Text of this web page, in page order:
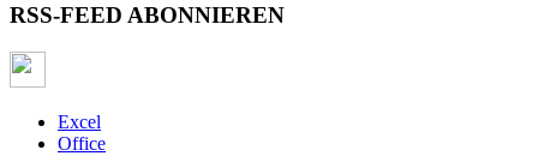
RSS-FEED ABONNIEREN
Excel
Office